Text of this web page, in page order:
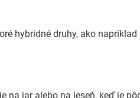
hybridné druhy, ako
na jar alebo na jeseň, keď je